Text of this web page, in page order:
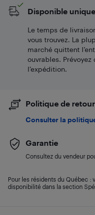
Disponible
Le temps de
vous trouvez. La
marché quittent
ouvrables.
l’expédition.
Politique de
Consulter la
Garantie
Consultez du vendeur
Pour les résidents du Québec :
disponibilité dans la section